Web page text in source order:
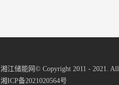
湘江储能网© Copyright 2011 - 2021. All
湘ICP备2021020564号